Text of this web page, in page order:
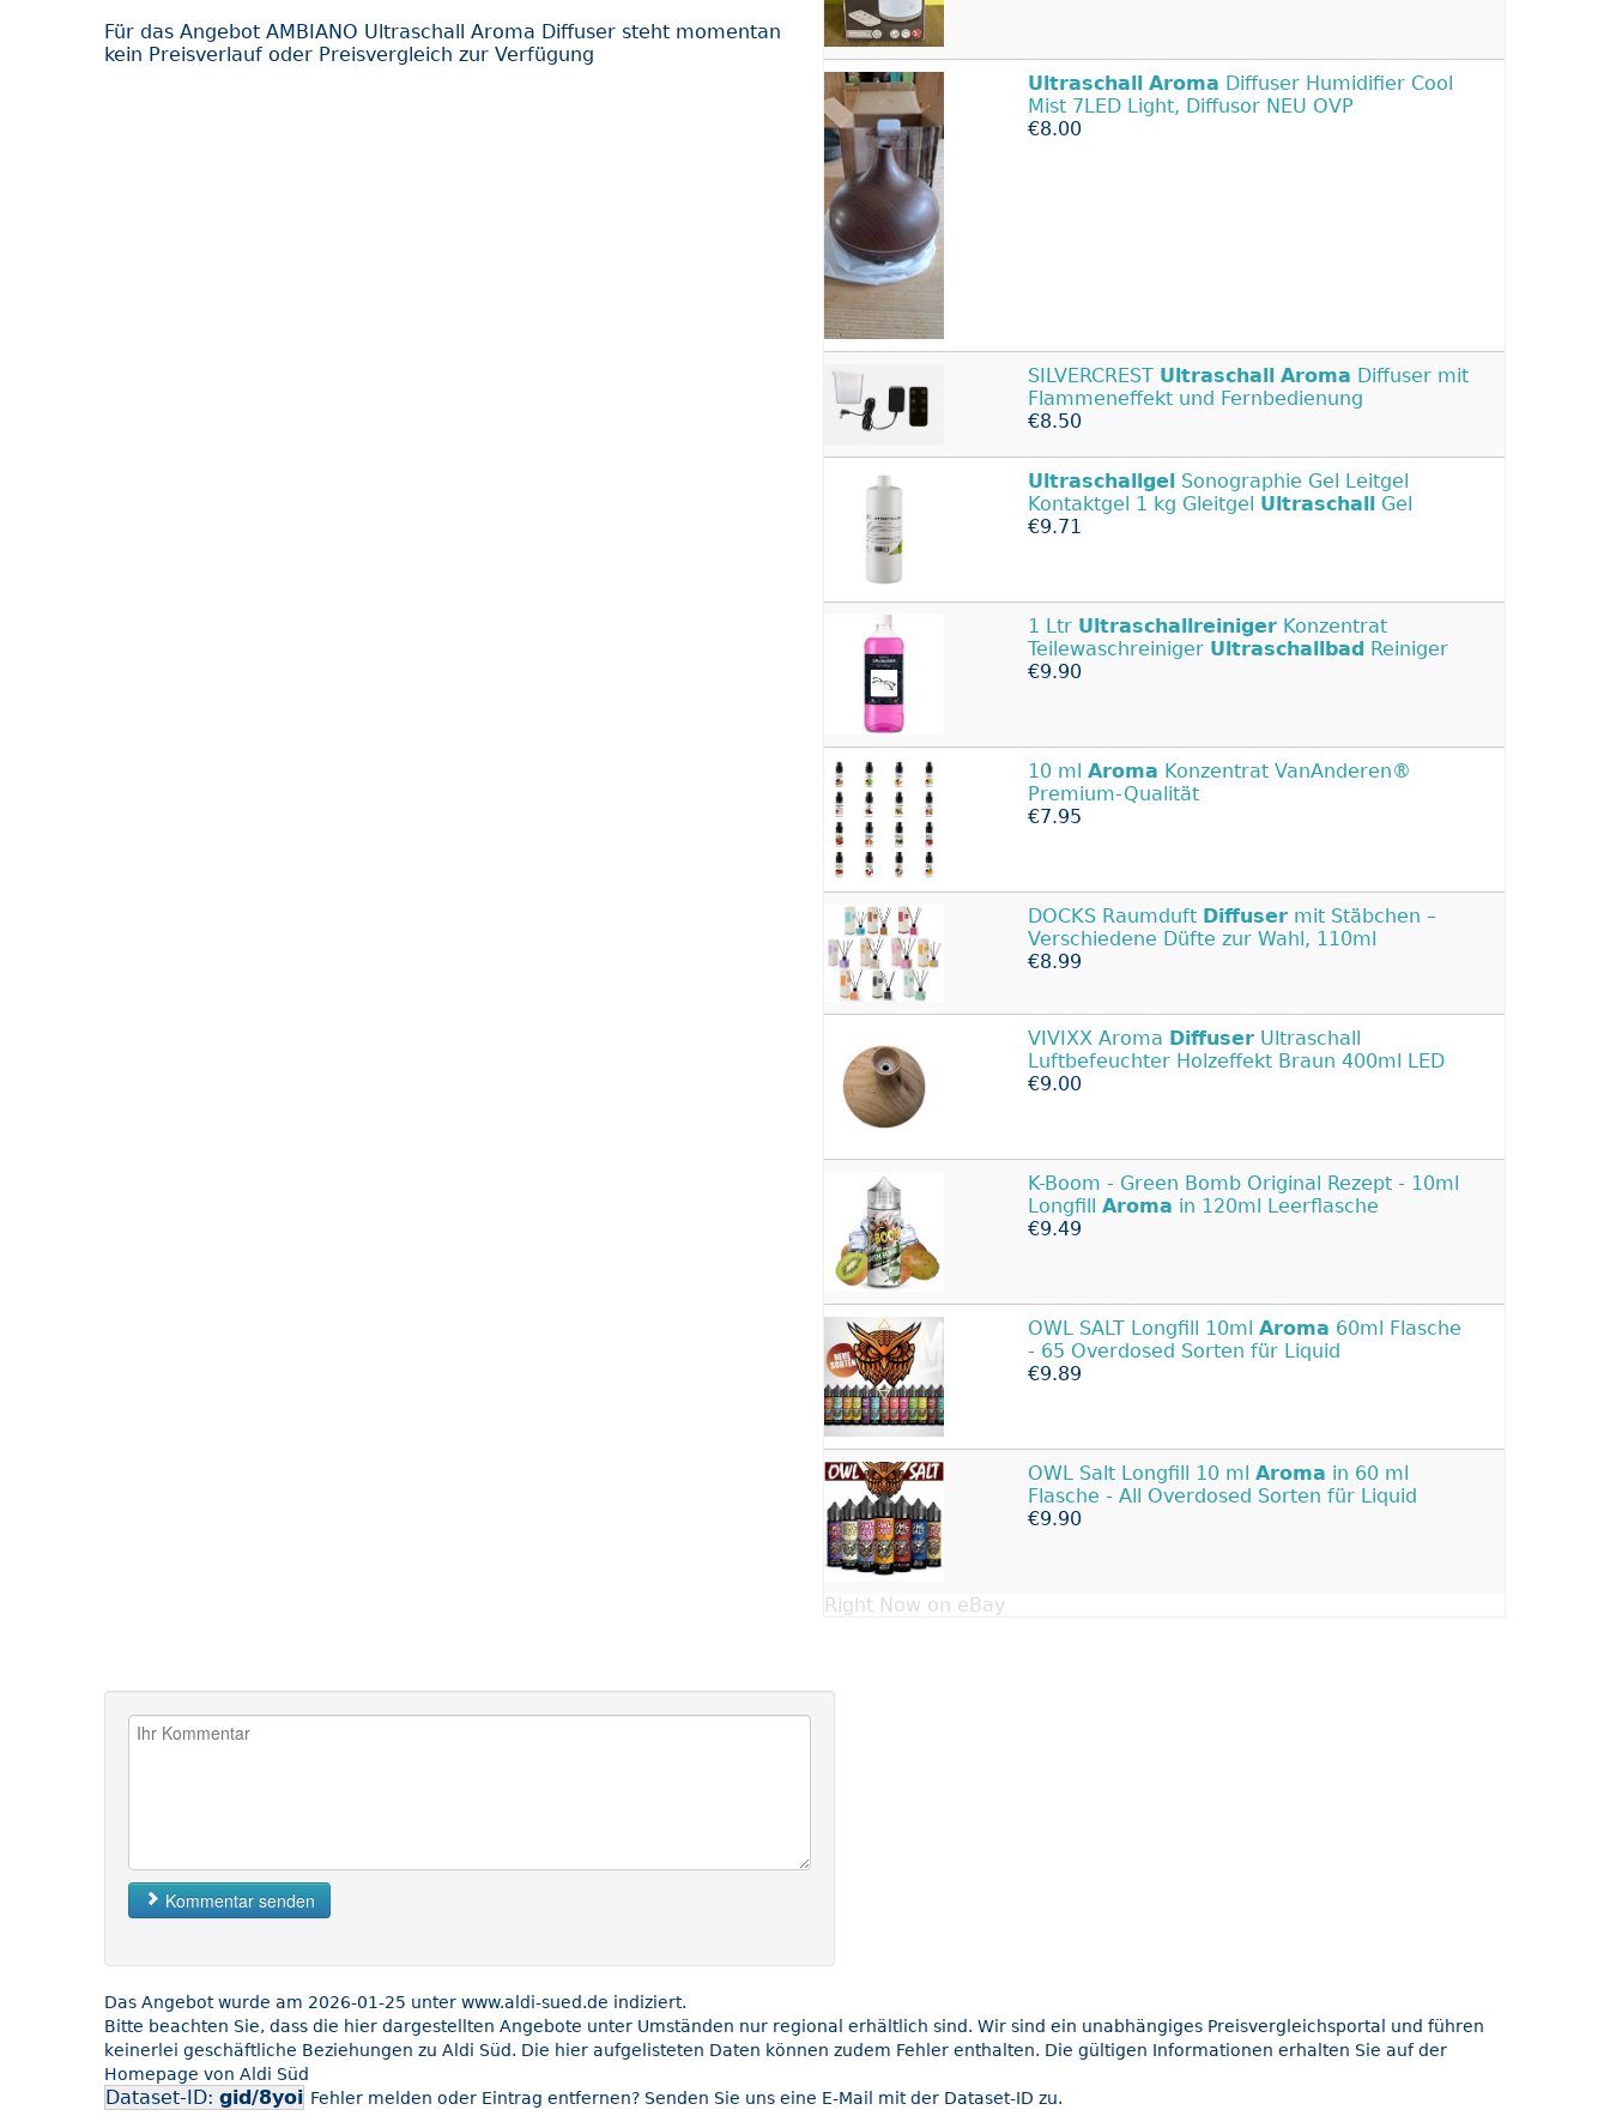
Für das Angebot AMBIANO Ultraschall Aroma Diffuser steht momentan
kein Preisverlauf oder Preisvergleich zur Verfügung
Ultraschall Aroma Diffuser Humidifier Cool
Mist 7LED Light, Diffusor NEU OVP
€8.00
SILVERCREST Ultraschall Aroma Diffuser mit
Flammeneffekt und Fernbedienung
€8.50
Ultraschallgel Sonographie Gel Leitgel
Kontaktgel 1 kg Gleitgel Ultraschall Gel
€9.71
1 Ltr Ultraschallreiniger Konzentrat
Teilewaschreiniger Ultraschallbad Reiniger
€9.90
10 ml Aroma Konzentrat VanAnderen®
Premium-Qualität
€7.95
DOCKS Raumduft Diffuser mit Stäbchen –
Verschiedene Düfte zur Wahl, 110ml
€8.99
VIVIXX Aroma Diffuser Ultraschall
Luftbefeuchter Holzeffekt Braun 400ml LED
€9.00
K-Boom - Green Bomb Original Rezept - 10ml
Longfill Aroma in 120ml Leerflasche
€9.49
OWL SALT Longfill 10ml Aroma 60ml Flasche
- 65 Overdosed Sorten für Liquid
€9.89
OWL Salt Longfill 10 ml Aroma in 60 ml
Flasche - All Overdosed Sorten für Liquid
€9.90
Right Now on eBay
Kommentar senden
Das Angebot wurde am 2026-01-25 unter www.aldi-sued.de indiziert.
Bitte beachten Sie, dass die hier dargestellten Angebote unter Umständen nur regional erhältlich sind. Wir sind ein unabhängiges Preisvergleichsportal und führen
keinerlei geschäftliche Beziehungen zu Aldi Süd. Die hier aufgelisteten Daten können zudem Fehler enthalten. Die gültigen Informationen erhalten Sie auf der
Homepage von Aldi Süd
Dataset-ID: gid/8yoi Fehler melden oder Eintrag entfernen? Senden Sie uns eine E-Mail mit der Dataset-ID zu.